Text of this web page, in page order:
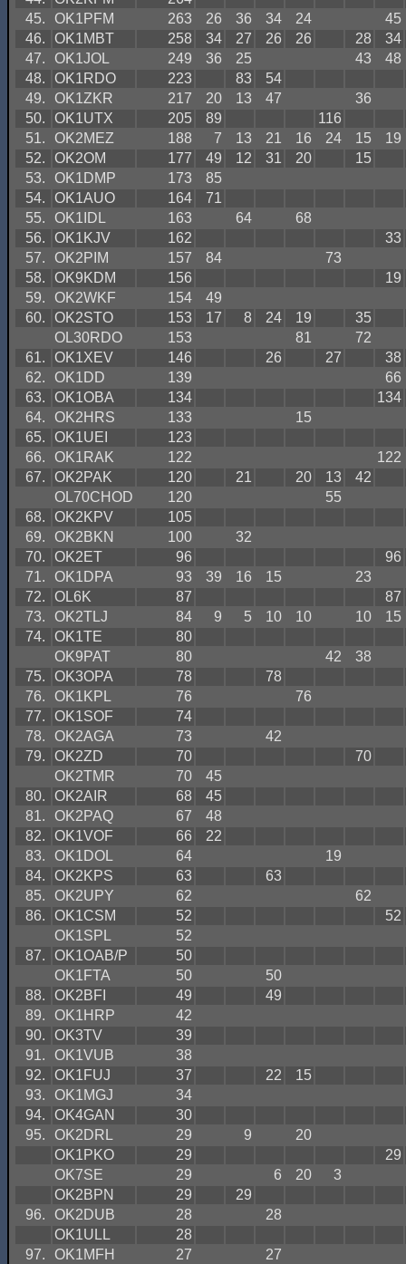
45.
OK1PFM 263 26 36 34 24
45
46.
OK1MBT 258 34 27 26 26 28
34
47.
OK1JOL 249 36 25 43
48
48.
OK1RDO 223 83
54
49.
OK1ZKR 217 20 13 47
36
50.
OK1UTX 205 89
116
51.
OK2MEZ 188 7 13 21 16 24 15
19
52.
OK2OM 177 49 12 31 20
15
53.
OK1DMP 173
85
54.
OK1AUO 164
71
55.
OK1IDL 163 64
68
56.
OK1KJV 162
33
57.
OK2PIM 157 84
73
58.
OK9KDM 156
19
59.
OK2WKF 154
49
60.
OK2STO 153 17 8 24 19
35
OL30RDO
153 81
72
61.
OK1XEV 146 26 27
38
62.
OK1DD 139
66
63.
OK1OBA 134
134
64.
OK2HRS 133
15
65.
OK1UEI
123
66.
OK1RAK 122
122
67.
OK2PAK 120 21 20 13
42
OL70CHOD
120
55
68.
OK2KPV
105
69.
OK2BKN 100
32
70.
OK2ET 96
96
71.
OK1DPA 93 39 16 15
23
72.
OL6K 87
87
73.
OK2TLJ 84 9 5 10 10 10
15
74.
OK1TE
80
OK9PAT
80 42
38
75.
OK3OPA 78
78
76.
OK1KPL 76
76
77.
OK1SOF
74
78.
OK2AGA 73
42
79.
OK2ZD 70
70
OK2TMR
70
45
80.
OK2AIR 68
45
81.
OK2PAQ 67
48
82.
OK1VOF 66
22
83.
OK1DOL 64
19
84.
OK2KPS 63
63
85.
OK2UPY 62
62
86.
OK1CSM 52
52
OK1SPL
52
87.
OK1OAB/P
50
OK1FTA
50
50
88.
OK2BFI 49
49
89.
OK1HRP
42
90.
OK3TV
39
91.
OK1VUB
38
92.
OK1FUJ 37 22
15
93.
OK1MGJ
34
94.
OK4GAN
30
95.
OK2DRL 29 9
20
OK1PKO
29
29
OK7SE
29 6 20
3
OK2BPN
29
29
96.
OK2DUB 28
28
OK1ULL
28
97.
OK1MFH 27
27